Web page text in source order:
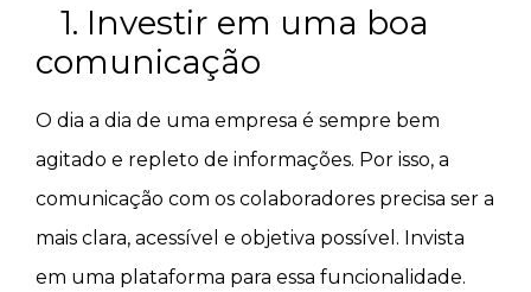
1. Investir em uma boa
comunicação
O dia a dia de uma empresa é sempre bem
agitado e repleto de informações. Por isso, a
comunicação com os colaboradores precisa ser a
mais clara, acessível e objetiva possível. Invista
em uma plataforma para essa funcionalidade.